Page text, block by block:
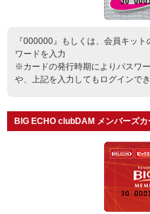
カラオケ＠DAM
ユーザー検索
よくあるご
DAMの新曲
カラオケ最
『000000』もしくは、会員キッ
ワードを入力
※カードの発行時期によりパスワ
や、上記を入力してもログインで
BIG ECHO clubDAM メンバーズカ